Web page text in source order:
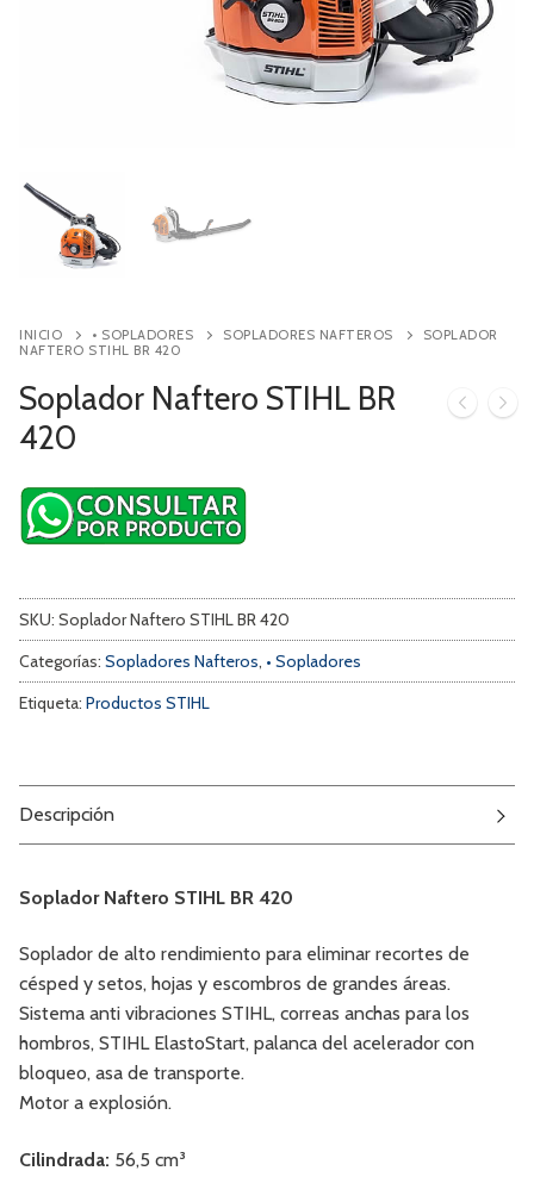
Contacto
INICIO • SOPLADORES SOPLADORES NAFTEROS
SOPLADOR
NAFTERO STIHL BR 420
Soplador Naftero STIHL BR
420
SKU: Soplador Naftero STIHL BR 420
Categorías: Sopladores Nafteros, • Sopladores
Etiqueta: Productos STIHL
Descripción
Soplador Naftero STIHL BR 420
Soplador de alto rendimiento para eliminar recortes de
césped y setos, hojas y escombros de grandes áreas.
Sistema anti vibraciones STIHL, correas anchas para los
hombros, STIHL ElastoStart, palanca del acelerador con
bloqueo, asa de transporte.
Motor a explosión.
Cilindrada: 56,5 cm³